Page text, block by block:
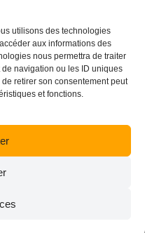
utilisons des technologies
aux informations des
nous permettra de traiter
navigation ou les ID uniques
retirer son consentement peut
et fonctions.
réservés. Textiles
Orléans